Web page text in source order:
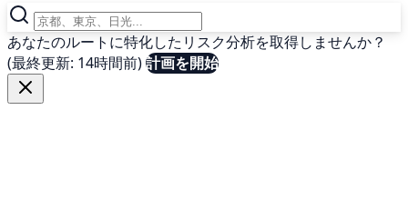
あなたのルートに特化したリスク分析を取得しませんか？
(最終更新: 14時間前)計画を開始